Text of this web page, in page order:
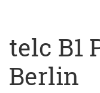
telc B1
Berlin